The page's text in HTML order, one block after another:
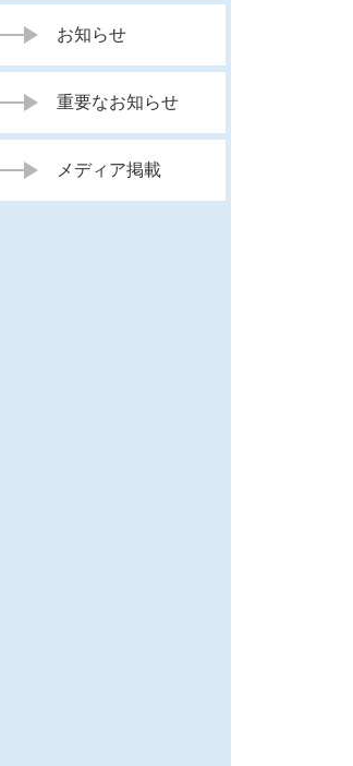
お知らせ
重要なお知らせ
メディア掲載